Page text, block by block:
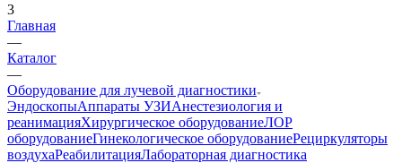
3
Главная
—
Каталог
—
Оборудование для лучевой диагностики
ЭндоскопыАппараты УЗИАнестезиология и
реанимацияХирургическое оборудованиеЛОР
оборудованиеГинекологическое оборудованиеРециркуляторы
воздухаРеабилитацияЛабораторная диагностика